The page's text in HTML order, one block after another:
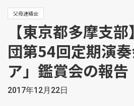
父母連絡会
【東京都多摩支
団第54回定期演
ア」鑑賞会の報告
2017年12月22日